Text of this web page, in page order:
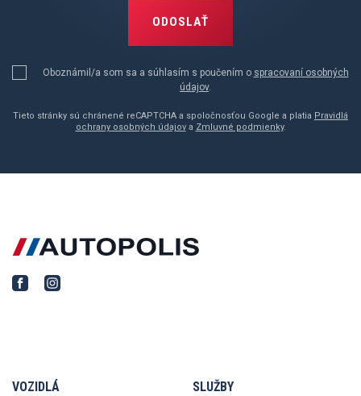
ODOSLAŤ
Oboznámil/a som sa a súhlasím s poučením o spracovaní osobných
údajov.
Tieto stránky sú chránené reCAPTCHA a spoločnosťou Google a platia Pravidlá
ochrany osobných údajova Zmluvné podmienky.
VOZIDLÁ SLUŽBY